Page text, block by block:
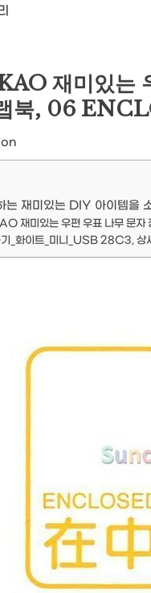
재미있는
북, 06
는 재미있는 DIY 아이템을
재미있는 우편 우표 나무 문
_화이트_미니_USB 28C3, 상